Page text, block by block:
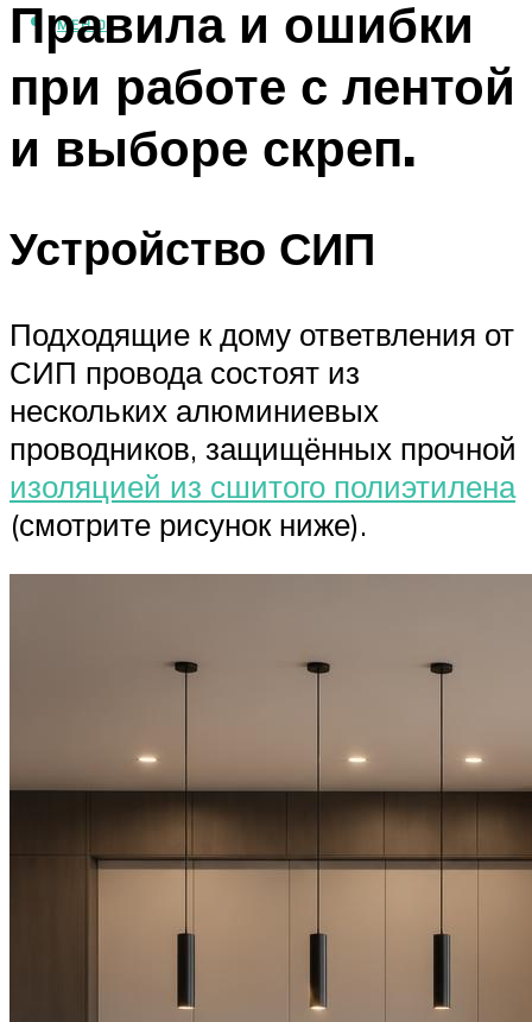
МЕНЮ
Правила и ошибки
при работе с лентой
и выборе скреп.
Устройство СИП
Подходящие к дому ответвления от
СИП провода состоят из
нескольких алюминиевых
проводников, защищённых прочной
изоляцией из сшитого полиэтилена
(смотрите рисунок ниже).